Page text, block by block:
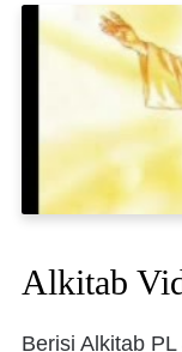
Alkitab
Berisi Alkitab